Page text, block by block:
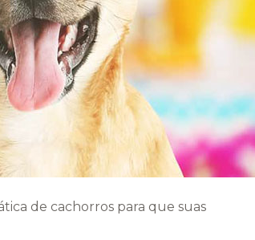
de cachorros para que suas